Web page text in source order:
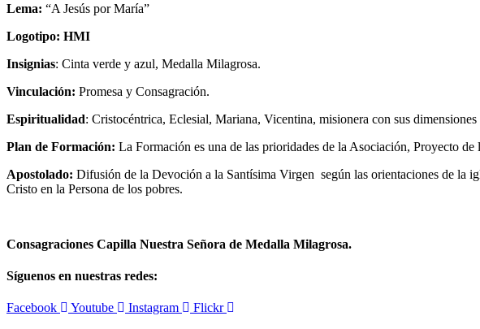
Lema: “A Jesús por María”
Logotipo: HMI
Insignias: Cinta verde y azul, Medalla Milagrosa.
Vinculación: Promesa y Consagración.
Espiritualidad: Cristocéntrica, Eclesial, Mariana, Vicentina, misionera con sus dimensiones
Plan de Formación: La Formación es una de las prioridades de la Asociación, Proyecto
Apostolado: Difusión de la Devoción a la Santísima Virgen según las orientaciones de la
Cristo en la Persona de los pobres.
Consagraciones Capilla Nuestra Señora de Medalla Milagrosa.
Síguenos en nuestras redes:
Facebook Youtube Instagram Flickr